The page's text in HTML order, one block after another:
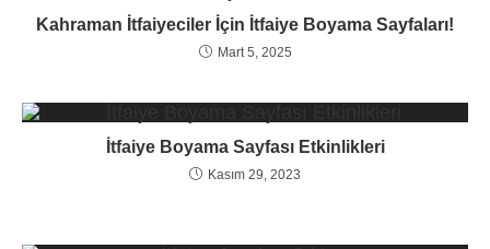
Kahraman İtfaiyeciler İçin İtfaiye Boyama Sayfaları!
Mart 5, 2025
İtfaiye Boyama Sayfası Etkinlikleri
Kasım 29, 2023